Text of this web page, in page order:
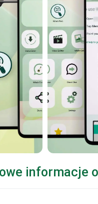
informacje